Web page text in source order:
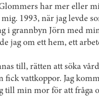
har mer ­eller
1993, när jag levde
i grannbyn Jörn med
jag om ett hem, ett
till, rätten att söka
fick vattkoppor. Jag
till min mor för att fråga